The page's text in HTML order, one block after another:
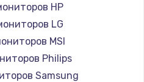
Wi-Fi
HP
LG
MSI
Philips
Samsung